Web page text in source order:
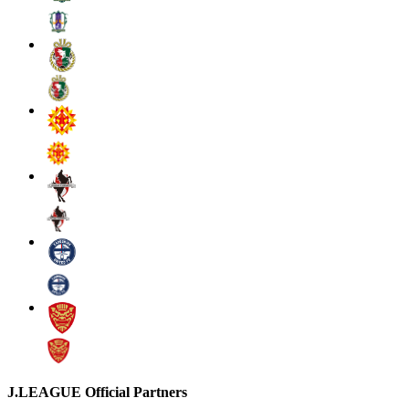
J.LEAGUE Official Partners